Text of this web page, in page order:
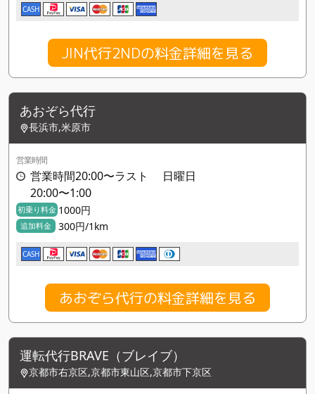
CASH
JIN代行2NDの料金詳細を見る
あおぞら代行
長浜市,米原市
営業時間
営業時間20:00〜ラスト 日曜日
20:00〜1:00
初乗り料金 1000円
追加料金 300円/1km
CASH
あおぞら代行の料金詳細を見る
運転代行BRAVE（ブレイブ）
京都市右京区,京都市東山区,京都市下京区